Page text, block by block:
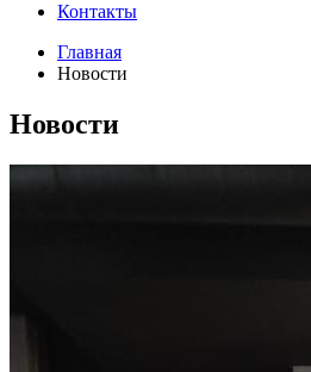
Контакты
Главная
Новости
Новости